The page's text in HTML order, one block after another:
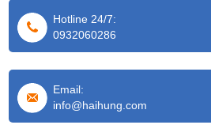
Hotline 24/7:
0932060286
Email:
info@haihung.com